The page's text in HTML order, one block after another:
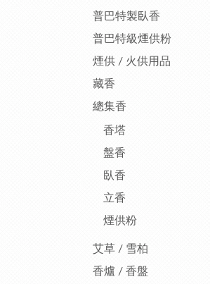
普巴特製臥香
普巴特級煙供粉
煙供 / 火供用品
藏香
總集香
香塔
盤香
臥香
立香
煙供粉
艾草 / 雪柏
香爐 / 香盤